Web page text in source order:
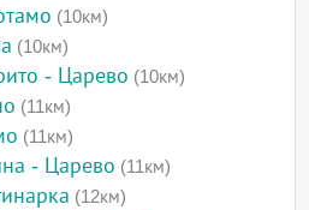
(10км)
(10км)
- Царево (10км)
(11км)
(11км)
- Царево (11км)
(12км)